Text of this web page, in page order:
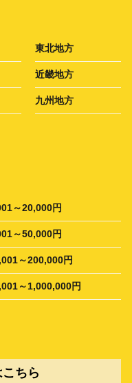
東北地方
近畿地方
九州地方
～20,000円
～50,000円
～200,000円
～1,000,000円
ちら